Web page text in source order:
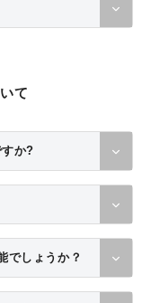
て
すか?
でしょうか？